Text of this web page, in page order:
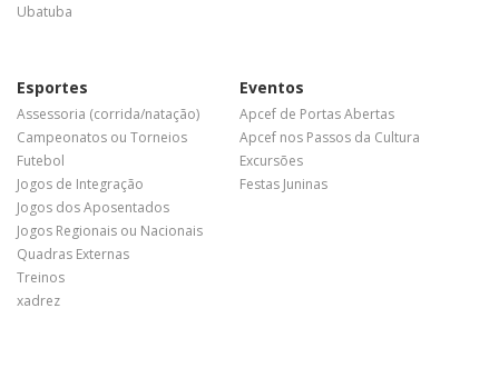
Ubatuba
Esportes
Assessoria (corrida/natação)
Campeonatos ou Torneios
Futebol
Jogos de Integração
Jogos dos Aposentados
Jogos Regionais ou Nacionais
Quadras Externas
Treinos
xadrez
Eventos
Apcef de Portas Abertas
Apcef nos Passos da Cultura
Excursões
Festas Juninas